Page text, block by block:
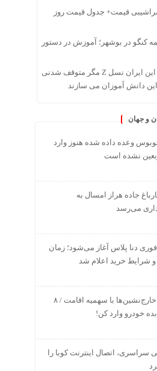
قیمت+ جدول قیمت روز
کنگو در بوشهر؛ آموزش در دستور
سیلیکن ولیِ تهران؛ این ایران نسل Z مگر متوقف شدنی
این دانش آموزان می سازند
و جهان
اتوبوس وعده داده شده هنوز وارد
نشده است
جاده هراز امسال به
می‌رسد
دنا پلاس آغاز می‌شود؛ زمان
و شرایط خرید اعلام شد
کاسبی خارج‌نشین‌ها با سهمیه اقامت / ۸
بده خودرو وارد کن!
سراسری، اتصال اینترنت کوبا را